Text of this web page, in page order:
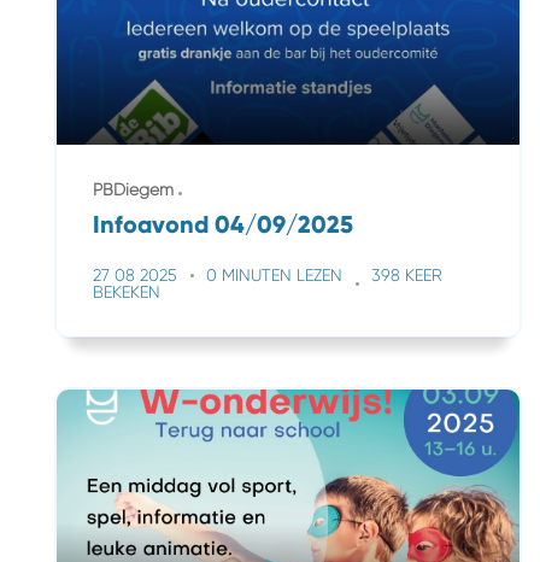
PBDiegem
Infoavond 04/09/2025
27 08 2025 0 MINUTEN LEZEN
398 KEER
BEKEKEN